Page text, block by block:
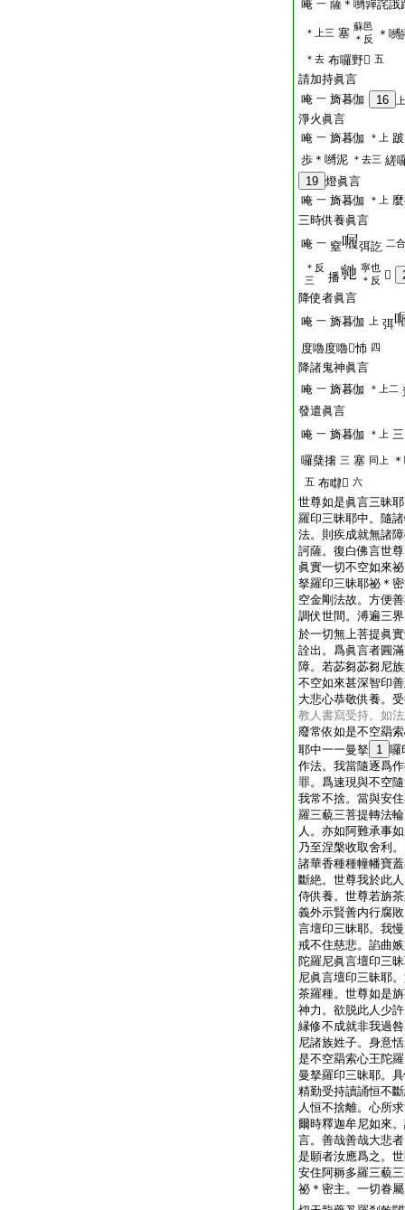
唵 一 薩＊嚩嚲詫誐
＊上三 塞 蘇邑
＊反
＊嚩
＊去 布囉野𤙖 五
請加持眞言
唵 一 旖暮伽 16 上
淨火眞言
唵 一 旖暮伽 ＊上 跛
歩＊嚩泥 ＊去三 縒
19 燈眞言
唵 一 旖暮伽 ＊上
三時供養眞言
唵 一 窒 弭訖 二合
＊反
三
播
寧也
＊反 𤙖
降使者眞言
唵 一 旖暮伽 上 弭
度嚕度嚕𤙖㤄 四
降諸鬼神眞言
唵 一 旖暮伽 ＊上二
發遣眞言
唵 一 旖暮伽 ＊上 三
囉蘖撦 三 塞 同上
五 布㘑𤙖 六
世尊如是眞言三昧
羅印三昧耶中。隨
法。則疾成就無諸
訶薩。復白佛言世
眞實一切不空如來
拏羅印三昧耶祕＊
空金剛法故。方便
調伏世間。溥遍三
於一切無上菩提眞
詮出。爲眞言者圓
障。若苾芻苾芻尼
不空如來甚深智印
大悲心恭敬供養。
教人書寫受持。如
廢常依如是不空羂
耶中一一曼拏 1 囉
作法。我當隨逐爲
罪。爲速現與不空
我常不捨。當與安
羅三藐三菩提轉法
人。亦如阿難承事
乃至涅槃收取舍利
諸華香種種幢幡寶
斷絶。世尊我於此
侍供養。世尊若旃
義外示賢善内行腐
言壇印三昧耶。我
戒不住慈悲。諂曲
陀羅尼眞言壇印三
尼眞言壇印三昧耶
茶羅種。世尊如是
神力。欲脱此人少
縁修不成就非我過
尼諸族姓子。身意
是不空羂索心王陀
曼拏羅印三昧耶。
精勤受持讀誦恒不
人恒不捨離。心所
爾時釋迦牟尼如來
言。善哉善哉大悲
是願者汝應爲之。
安住阿耨多羅三藐
祕＊密主。一切眷